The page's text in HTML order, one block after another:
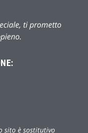
ti prometto
sito è sostitutivo